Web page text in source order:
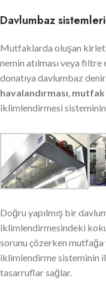
Davlumbaz
Mutfaklarda oluşan
nemin atılması veya
donatıya davlumbaz
havalandırması, mutfak
iklimlendirmesi
Doğru yapılmış bir
iklimlendirmesindeki
sorunu çözerken mutfağa
iklimlendirme sisteminin
tasarruflar sağlar.